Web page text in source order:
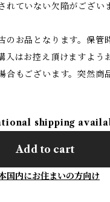
れていない欠陥がござい
のお品となります。保管
はお控え頂けますよう
合もございます。突然商
shipping
Add to cart
国内にお住まいの方向け